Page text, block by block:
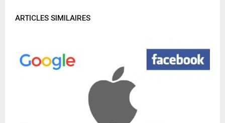
ARTICLES SIMILAIRES